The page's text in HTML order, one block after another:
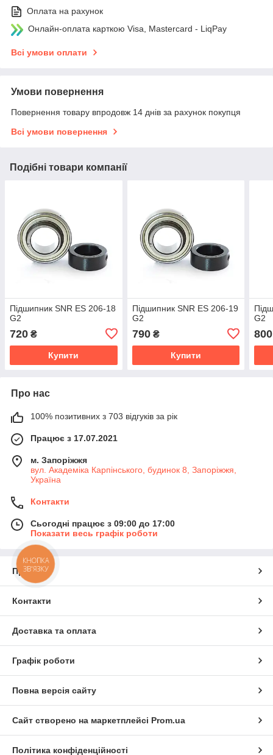
Оплата на рахунок
Онлайн-оплата карткою Visa, Mastercard - LiqPay
Всі умови оплати
Умови повернення
Повернення товару впродовж 14 днів за рахунок покупця
Всі умови повернення
Подібні товари компанії
Підшипник SNR ES 206-18
G2
720 ₴
Купити
Підшипник SNR ES 206-19
G2
790₴
Купити
G2
800
Про нас
100% позитивних з 703 відгуків за рік
Працює з 17.07.2021
м. Запоріжжя
вул. Академіка Карпінського, будинок 8, Запоріжжя,
Україна
Контакти
Сьогодні працює з 09:00 до 17:00
Показати весь графік роботи
Про нас
Контакти
Доставка та оплата
Графік роботи
Повна версія сайту
Сайт створено на маркетплейсі Prom.ua
Політика конфіденційності
КНОПКА
ЗВ'ЯЗКУ